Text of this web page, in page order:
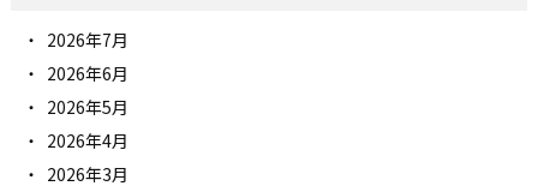
2026年7月
2026年6月
2026年5月
2026年4月
2026年3月